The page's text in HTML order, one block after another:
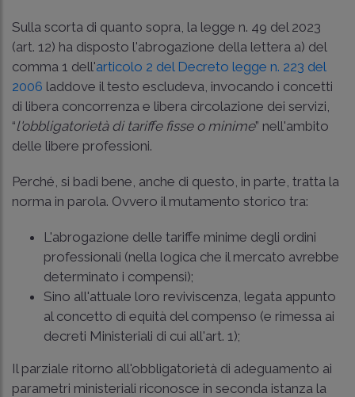
Sulla scorta di quanto sopra, la legge n. 49 del 2023
(art. 12) ha disposto l'abrogazione della lettera a) del
comma 1 dell'articolo 2 del Decreto legge n. 223 del
2006 laddove il testo escludeva, invocando i concetti
di libera concorrenza e libera circolazione dei servizi,
“l'obbligatorietà di tariffe fisse o minime” nell'ambito
delle libere professioni.
Perché, si badi bene, anche di questo, in parte, tratta la
norma in parola. Ovvero il mutamento storico tra:
L'abrogazione delle tariffe minime degli ordini
professionali (nella logica che il mercato avrebbe
determinato i compensi);
Sino all'attuale loro reviviscenza, legata appunto
al concetto di equità del compenso (e rimessa ai
decreti Ministeriali di cui all'art. 1);
Il parziale ritorno all'obbligatorietà di adeguamento ai
parametri ministeriali riconosce in seconda istanza la